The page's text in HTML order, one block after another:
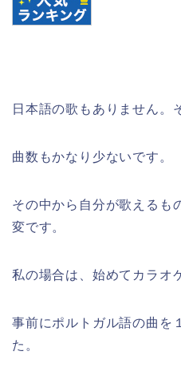
日本語の歌もありません。
曲数もかなり少ないです。
その中から自分が歌えるも
変です。
私の場合は、始めてカラオ
事前にポルトガル語の曲を
た。